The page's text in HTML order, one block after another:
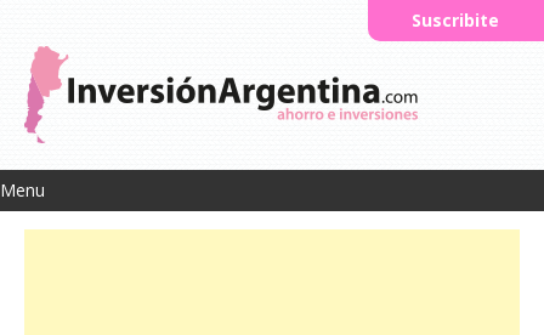
Menu
Suscribite